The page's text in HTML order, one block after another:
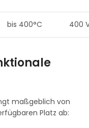
bis 400°C 400
maßgeblich von
Platz ab: